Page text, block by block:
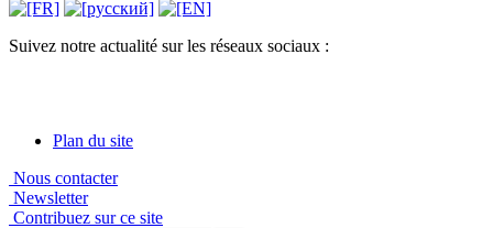
Suivez notre actualité sur les réseaux sociaux :
Plan du site
Nous contacter
Newsletter
Contribuez sur ce site